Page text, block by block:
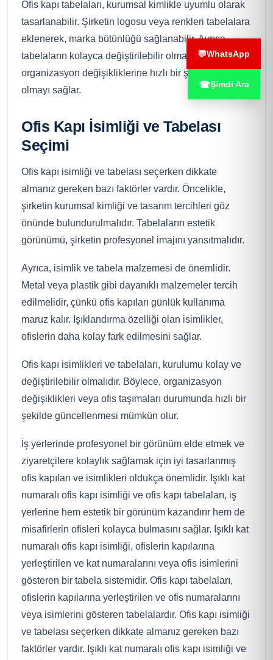
Ofis kapı tabelaları, kurumsal kimlikle uyumlu olarak
tasarlanabilir. Şirketin logosu veya renkleri tabelalara
eklenerek, marka bütünlüğü sağlanabilir. Ayrıca,
tabelaların kolayca değiştirilebilir olması, ofislerdeki
organizasyon değişikliklerine hızlı bir şekilde adapte
olmayı sağlar.
Ofis Kapı İsimliği ve Tabelası
Seçimi
Ofis kapı isimliği ve tabelası seçerken dikkate
almanız gereken bazı faktörler vardır. Öncelikle,
şirketin kurumsal kimliği ve tasarım tercihleri göz
önünde bulundurulmalıdır. Tabelaların estetik
görünümü, şirketin profesyonel imajını yansıtmalıdır.
Ayrıca, isimlik ve tabela malzemesi de önemlidir.
Metal veya plastik gibi dayanıklı malzemeler tercih
edilmelidir, çünkü ofis kapıları günlük kullanıma
maruz kalır. Işıklandırma özelliği olan isimlikler,
ofislerin daha kolay fark edilmesini sağlar.
Ofis kapı isimlikleri ve tabelaları, kurulumu kolay ve
değiştirilebilir olmalıdır. Böylece, organizasyon
değişiklikleri veya ofis taşımaları durumunda hızlı bir
şekilde güncellenmesi mümkün olur.
İş yerlerinde profesyonel bir görünüm elde etmek ve
ziyaretçilere kolaylık sağlamak için iyi tasarlanmış
ofis kapıları ve isimlikleri oldukça önemlidir. Işıklı kat
numaralı ofis kapı isimliği ve ofis kapı tabelaları, iş
yerlerine hem estetik bir görünüm kazandırır hem de
misafirlerin ofisleri kolayca bulmasını sağlar. Işıklı kat
numaralı ofis kapı isimliği, ofislerin kapılarına
yerleştirilen ve kat numaralarını veya ofis isimlerini
gösteren bir tabela sistemidir. Ofis kapı tabelaları,
ofislerin kapılarına yerleştirilen ve ofis numaralarını
veya isimlerini gösteren tabelalardır. Ofis kapı isimliği
ve tabelası seçerken dikkate almanız gereken bazı
faktörler vardır. Işıklı kat numaralı ofis kapı isimliği ve
💬WhatsApp
☎Şimdi Ara